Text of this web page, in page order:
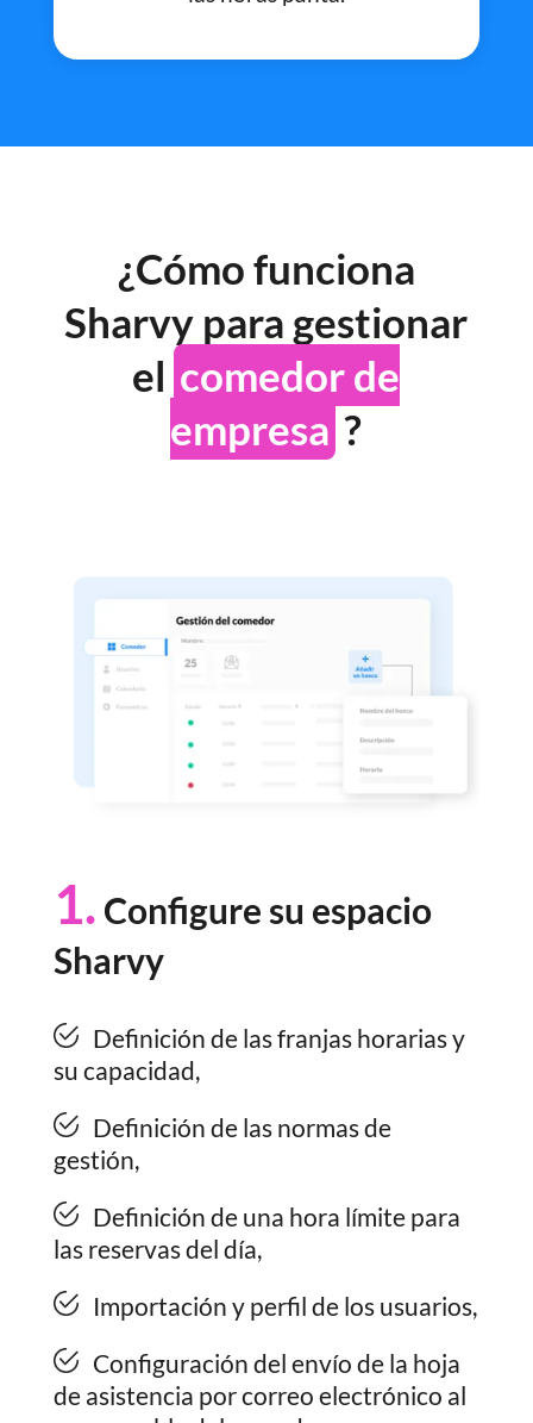
¿Cómo funciona
Sharvy para gestionar
el comedor de
empresa ?
1. Configure su espacio
Sharvy
Definición de las franjas horarias y
su capacidad,
Definición de las normas de
gestión,
Definición de una hora límite para
las reservas del día,
Importación y perfil de los usuarios,
Configuración del envío de la hoja
de asistencia por correo electrónico al